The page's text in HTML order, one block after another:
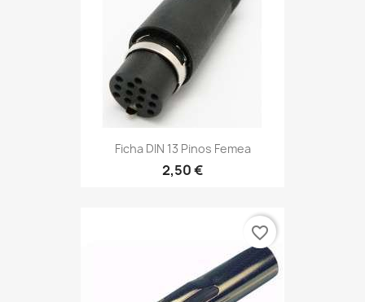
Ficha DIN 13 Pinos Femea
2,50 €
favorite_border